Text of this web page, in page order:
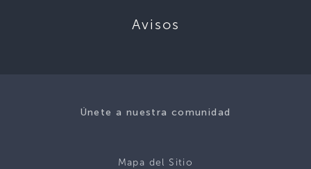
Avisos
Únete a nuestra comunidad
Mapa del Sitio